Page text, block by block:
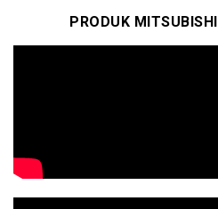
PRODUK MITSUBISHI